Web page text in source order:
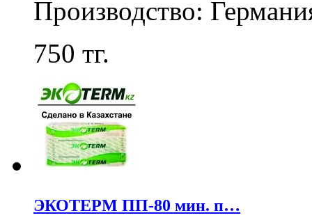
Производство:
750 тг.
ЭКОТЕРМ ПП-80 мин. п…